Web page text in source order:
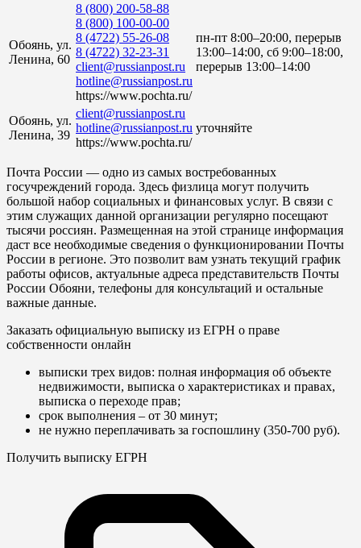
Обоянь, ул.
Ленина, 60
8 (800) 200-58-88
8 (800) 100-00-00
8 (4722) 55-26-08
8 (4722) 32-23-31
client@russianpost.ru
hotline@russianpost.ru
https://www.pochta.ru/
пн-пт 8:00–20:00, перерыв
13:00–14:00, сб 9:00–18:00,
перерыв 13:00–14:00
Обоянь, ул.
Ленина, 39
client@russianpost.ru
hotline@russianpost.ru
https://www.pochta.ru/
уточняйте
Почта России — одно из самых востребованных
госучреждений города. Здесь физлица могут получить
большой набор социальных и финансовых услуг. В связи с
этим служащих данной организации регулярно посещают
тысячи россиян. Размещенная на этой странице информация
даст все необходимые сведения о функционировании Почты
России в регионе. Это позволит вам узнать текущий график
работы офисов, актуальные адреса представительств Почты
России Обояни, телефоны для консультаций и остальные
важные данные.
Заказать официальную выписку из ЕГРН о праве
собственности онлайн
выписки трех видов: полная информация об объекте
недвижимости, выписка о характеристиках и правах,
выписка о переходе прав;
срок выполнения – от 30 минут;
не нужно переплачивать за госпошлину (350-700 руб).
Получить выписку ЕГРН